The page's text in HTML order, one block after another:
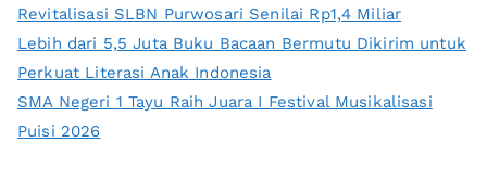
Revitalisasi SLBN Purwosari Senilai Rp1,4 Miliar
Lebih dari 5,5 Juta Buku Bacaan Bermutu Dikirim untuk
Perkuat Literasi Anak Indonesia
SMA Negeri 1 Tayu Raih Juara I Festival Musikalisasi
Puisi 2026